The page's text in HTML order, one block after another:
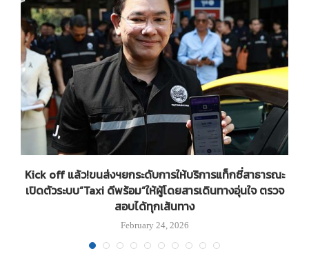
Kick off แล้ว!ขนส่งฯยกระดับการให้บริการแท็กซี่สาธารณะ
เปิดตัวระบบ”Taxi ดีพร้อม”ให้ผู้โดยสารเดินทางอุ่นใจ ตรวจ
สอบได้ทุกเส้นทาง
February 24, 2026